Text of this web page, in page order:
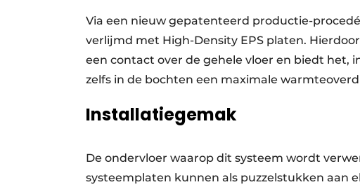
Via een nieuw gepatenteerd productie-
verlijmd met High-Density EPS platen.
een contact over de gehele vloer en biedt
zelfs in de bochten een maximale
Installatiegemak
De ondervloer waarop dit systeem wordt
systeemplaten kunnen als puzzelstukken aan